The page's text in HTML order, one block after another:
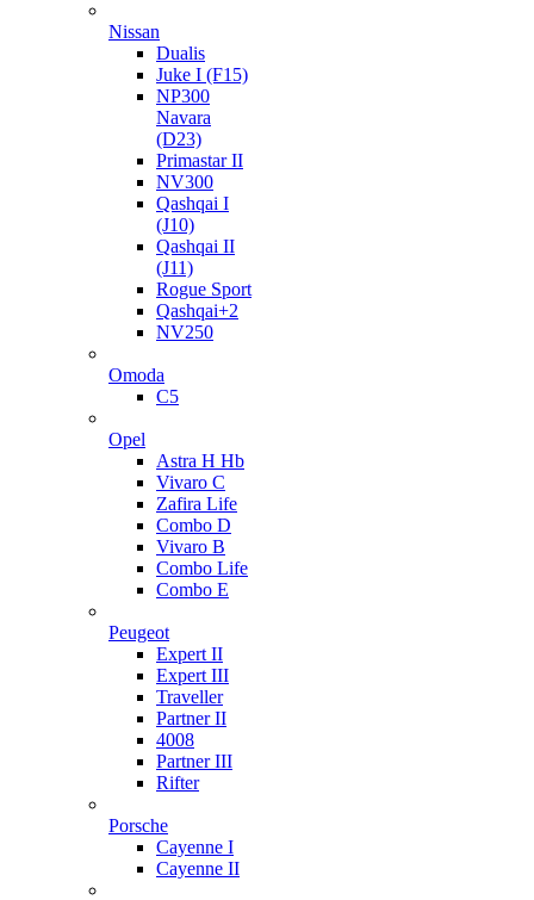
Nissan
Dualis
Juke I (F15)
NP300
Navara
(D23)
Primastar II
NV300
Qashqai I
(J10)
Qashqai II
(J11)
Rogue Sport
Qashqai+2
NV250
Omoda
C5
Opel
Astra H Hb
Vivaro C
Zafira Life
Combo D
Vivaro B
Combo Life
Combo E
Peugeot
Expert II
Expert III
Traveller
Partner II
4008
Partner III
Rifter
Porsche
Cayenne I
Cayenne II